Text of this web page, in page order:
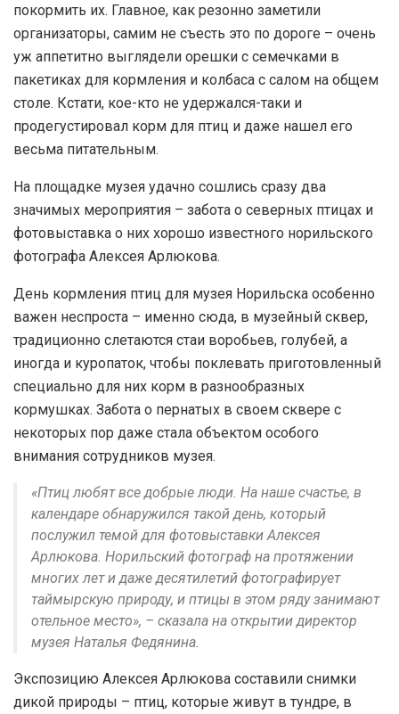
покормить их. Главное, как резонно заметили
организаторы, самим не съесть это по дороге – очень
уж аппетитно выглядели орешки с семечками в
пакетиках для кормления и колбаса с салом на общем
столе. Кстати, кое-кто не удержался-таки и
продегустировал корм для птиц и даже нашел его
весьма питательным.
На площадке музея удачно сошлись сразу два
значимых мероприятия – забота о северных птицах и
фотовыставка о них хорошо известного норильского
фотографа Алексея Арлюкова.
День кормления птиц для музея Норильска особенно
важен неспроста – именно сюда, в музейный сквер,
традиционно слетаются стаи воробьев, голубей, а
иногда и куропаток, чтобы поклевать приготовленный
специально для них корм в разнообразных
кормушках. Забота о пернатых в своем сквере с
некоторых пор даже стала объектом особого
внимания сотрудников музея.
«Птиц любят все добрые люди. На наше счастье, в
календаре обнаружился такой день, который
послужил темой для фотовыставки Алексея
Арлюкова. Норильский фотограф на протяжении
многих лет и даже десятилетий фотографирует
таймырскую природу, и птицы в этом ряду занимают
отельное место», – сказала на открытии директор
музея Наталья Федянина.
Экспозицию Алексея Арлюкова составили снимки
дикой природы – птиц, которые живут в тундре, в